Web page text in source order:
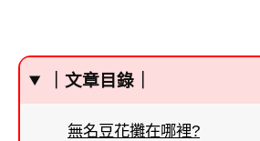
｜文章目錄｜
無名豆花攤在哪裡?